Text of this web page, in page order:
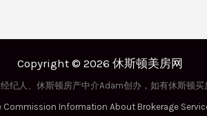
Copyright © 2026 休斯顿美房网
纪人、休斯顿房产中介Adam创办，如有休斯顿
Commission Information About Brokerage